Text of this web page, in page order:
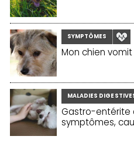
SYMPTÔMES
Mon chien vomit
MALADIES
Gastro-entérite
symptômes,